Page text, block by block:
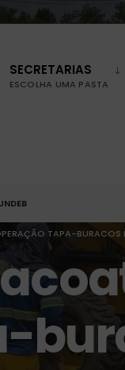
SECRETARIAS
ESCOLHA UMA PASTA
TAPA-